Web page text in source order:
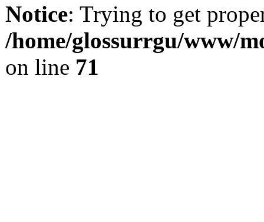
Notice: Trying to get
/home/glossurrgu/www/
on line 71